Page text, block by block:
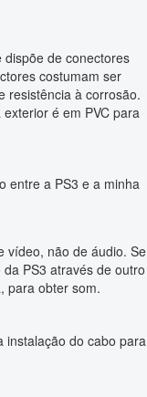
de conectores
costumam ser
resistência à corrosão.
é em PVC para
entre a PS3 e a minha
vídeo, não de áudio. Se
PS3 através de outro
para obter som.
instalação do cabo para